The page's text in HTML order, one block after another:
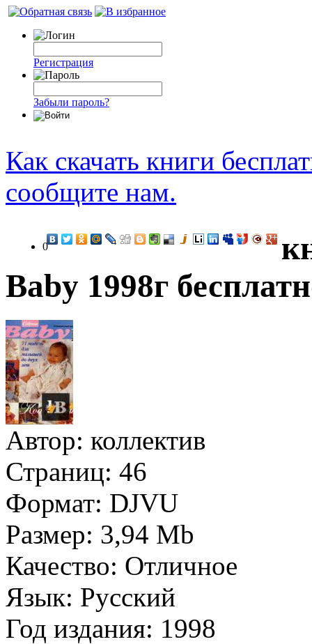
Регистрация
Забыли пароль?
Как скачать книги
сообщите нам.
0
Baby 1998г
Автор: коллектив
Страниц: 46
Формат: DJVU
Размер: 3,94 Mb
Качество: Отличное
Язык: Русский
Год издания: 1998